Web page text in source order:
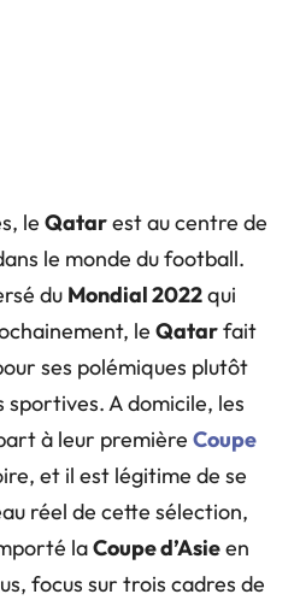
le Qatarest au centre de
le monde du football.
du Mondial 2022qui
le Qatarfait
ses polémiques plutôt
A domicile, les
à leur première Coupe
et il est légitime de se
réel de cette sélection,
laCoupe d’Asieen
focus sur trois cadres de